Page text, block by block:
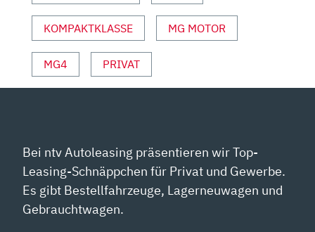
KOMPAKTKLASSE MG MOTOR
MG4 PRIVAT
Bei ntv Autoleasing präsentieren wir Top-
Leasing-Schnäppchen für Privat und Gewerbe.
Es gibt Bestellfahrzeuge, Lagerneuwagen und
Gebrauchtwagen.